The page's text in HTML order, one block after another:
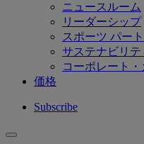
ニュースルーム
リーダーシップ
スポーツ パー
サステナビリテ
コーポレート・
価格
Subscribe